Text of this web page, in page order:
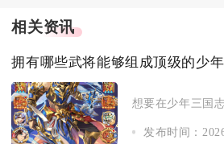
相关资讯
拥有哪些武将能够组成顶级的少
想要在少年三国
发布时间：